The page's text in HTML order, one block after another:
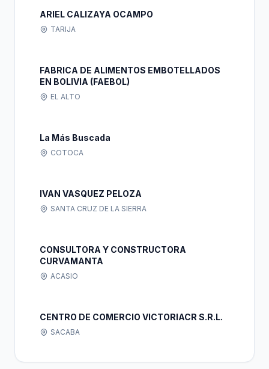
ARIEL CALIZAYA OCAMPO
TARIJA
FABRICA DE ALIMENTOS EMBOTELLADOS
EN BOLIVIA (FAEBOL)
EL ALTO
La Más Buscada
COTOCA
IVAN VASQUEZ PELOZA
SANTA CRUZ DE LA SIERRA
CONSULTORA Y CONSTRUCTORA
CURVAMANTA
ACASIO
CENTRO DE COMERCIO VICTORIACR S.R.L.
SACABA